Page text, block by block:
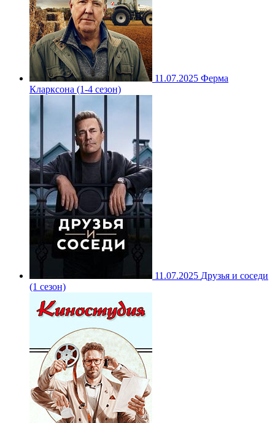
11.07.2025 Ферма
Кларксона (1-4 сезон)
11.07.2025 Друзья и соседи
(1 сезон)